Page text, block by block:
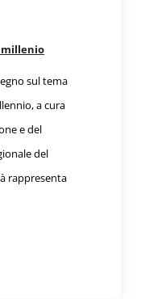
millenio
sul tema
a cura
e del
del
rappresenta